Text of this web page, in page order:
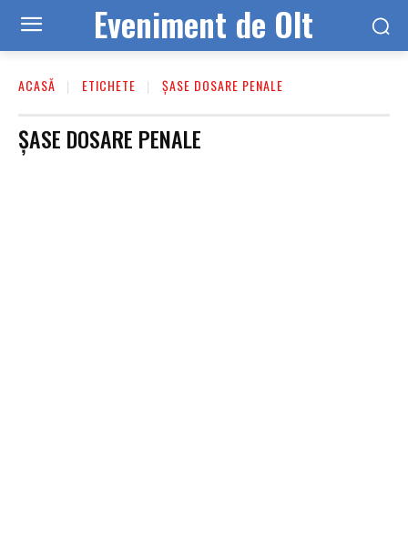
Eveniment de Olt
ACASĂ ETICHETE ŞASE DOSARE PENALE
ŞASE DOSARE PENALE